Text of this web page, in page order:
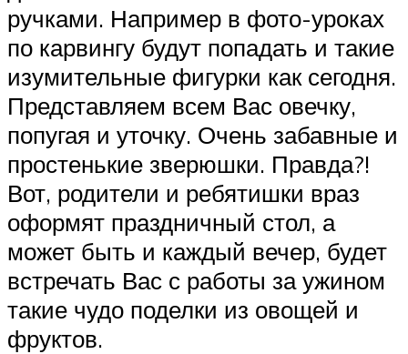
ручками. Например в фото-уроках
по карвингу будут попадать и такие
изумительные фигурки как сегодня.
Представляем всем Вас овечку,
попугая и уточку. Очень забавные и
простенькие зверюшки. Правда?!
Вот, родители и ребятишки враз
оформят праздничный стол, а
может быть и каждый вечер, будет
встречать Вас с работы за ужином
такие чудо поделки из овощей и
фруктов.